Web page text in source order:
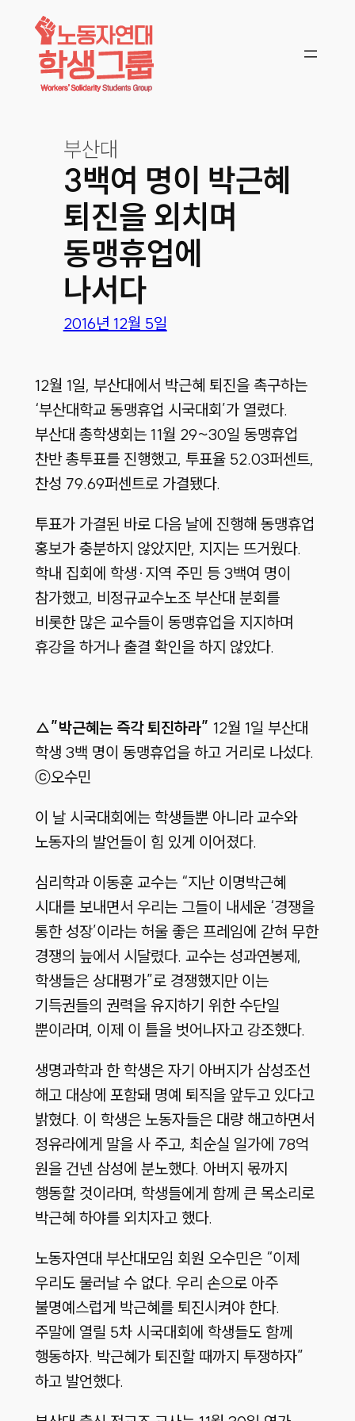
콘텐츠로
바로가기
부산대
3백여 명이 박근혜
퇴진을 외치며
동맹휴업에
나서다
2016년 12월 5일
12월 1일, 부산대에서 박근혜 퇴진을 촉구하는
‘부산대학교 동맹휴업 시국대회’가 열렸다.
부산대 총학생회는 11월 29~30일 동맹휴업
찬반 총투표를 진행했고, 투표율 52.03퍼센트,
찬성 79.69퍼센트로 가결됐다.
투표가 가결된 바로 다음 날에 진행해 동맹휴업
홍보가 충분하지 않았지만, 지지는 뜨거웠다.
학내 집회에 학생·지역 주민 등 3백여 명이
참가했고, 비정규교수노조 부산대 분회를
비롯한 많은 교수들이 동맹휴업을 지지하며
휴강을 하거나 출결 확인을 하지 않았다.
△”박근혜는 즉각 퇴진하라” 12월 1일 부산대
학생 3백 명이 동맹휴업을 하고 거리로 나섰다.
ⓒ오수민
이 날 시국대회에는 학생들뿐 아니라 교수와
노동자의 발언들이 힘 있게 이어졌다.
심리학과 이동훈 교수는 “지난 이명박근혜
시대를 보내면서 우리는 그들이 내세운 ‘경쟁을
통한 성장’이라는 허울 좋은 프레임에 갇혀 무한
경쟁의 늪에서 시달렸다. 교수는 성과연봉제,
학생들은 상대평가”로 경쟁했지만 이는
기득권들의 권력을 유지하기 위한 수단일
뿐이라며, 이제 이 틀을 벗어나자고 강조했다.
생명과학과 한 학생은 자기 아버지가 삼성조선
해고 대상에 포함돼 명예 퇴직을 앞두고 있다고
밝혔다. 이 학생은 노동자들은 대량 해고하면서
정유라에게 말을 사 주고, 최순실 일가에 78억
원을 건넨 삼성에 분노했다. 아버지 몫까지
행동할 것이라며, 학생들에게 함께 큰 목소리로
박근혜 하야를 외치자고 했다.
노동자연대 부산대모임 회원 오수민은 “이제
우리도 물러날 수 없다. 우리 손으로 아주
불명예스럽게 박근혜를 퇴진시켜야 한다.
주말에 열릴 5차 시국대회에 학생들도 함께
행동하자. 박근혜가 퇴진할 때까지 투쟁하자”
하고 발언했다.